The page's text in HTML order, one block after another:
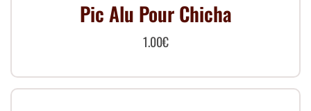
Pic Alu Pour Chicha
1.00€